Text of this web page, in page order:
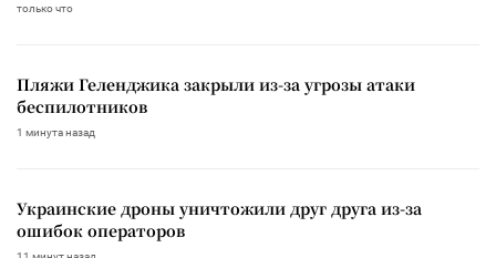
только что
Пляжи Геленджика закрыли из-за угрозы атаки
беспилотников
1 минута назад
Украинские дроны уничтожили друг друга из-за
ошибок операторов